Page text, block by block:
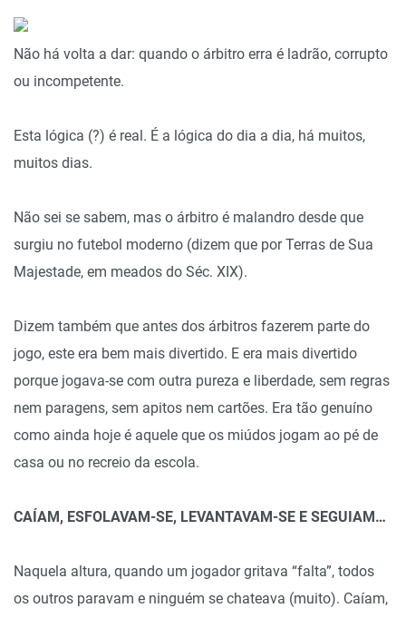
Não há volta a dar: quando o árbitro erra é ladrão, corrupto
ou incompetente.
Esta lógica (?) é real. É a lógica do dia a dia, há muitos,
muitos dias.
Não sei se sabem, mas o árbitro é malandro desde que
surgiu no futebol moderno (dizem que por Terras de Sua
Majestade, em meados do Séc. XIX).
Dizem também que antes dos árbitros fazerem parte do
jogo, este era bem mais divertido. E era mais divertido
porque jogava-se com outra pureza e liberdade, sem regras
nem paragens, sem apitos nem cartões. Era tão genuíno
como ainda hoje é aquele que os miúdos jogam ao pé de
casa ou no recreio da escola.
CAÍAM, ESFOLAVAM-SE, LEVANTAVAM-SE E SEGUIAM…
Naquela altura, quando um jogador gritava “falta”, todos
os outros paravam e ninguém se chateava (muito). Caíam,